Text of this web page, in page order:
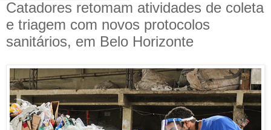
Catadores retomam atividades de coleta
e triagem com novos protocolos
sanitários, em Belo Horizonte